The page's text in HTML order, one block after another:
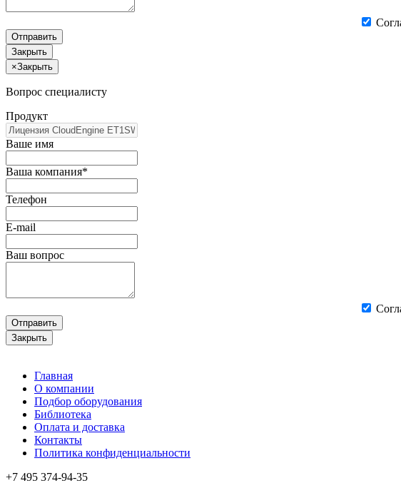
Отправить
Закрыть
×Закрыть
Вопрос специалисту
Продукт
Ваше имя
Ваша компания*
Телефон
E-mail
Ваш вопрос
Отправить
Закрыть
Главная
О компании
Подбор оборудования
Библиотека
Оплата и доставка
Контакты
Политика конфиденциальности
+7 495 374-94-35